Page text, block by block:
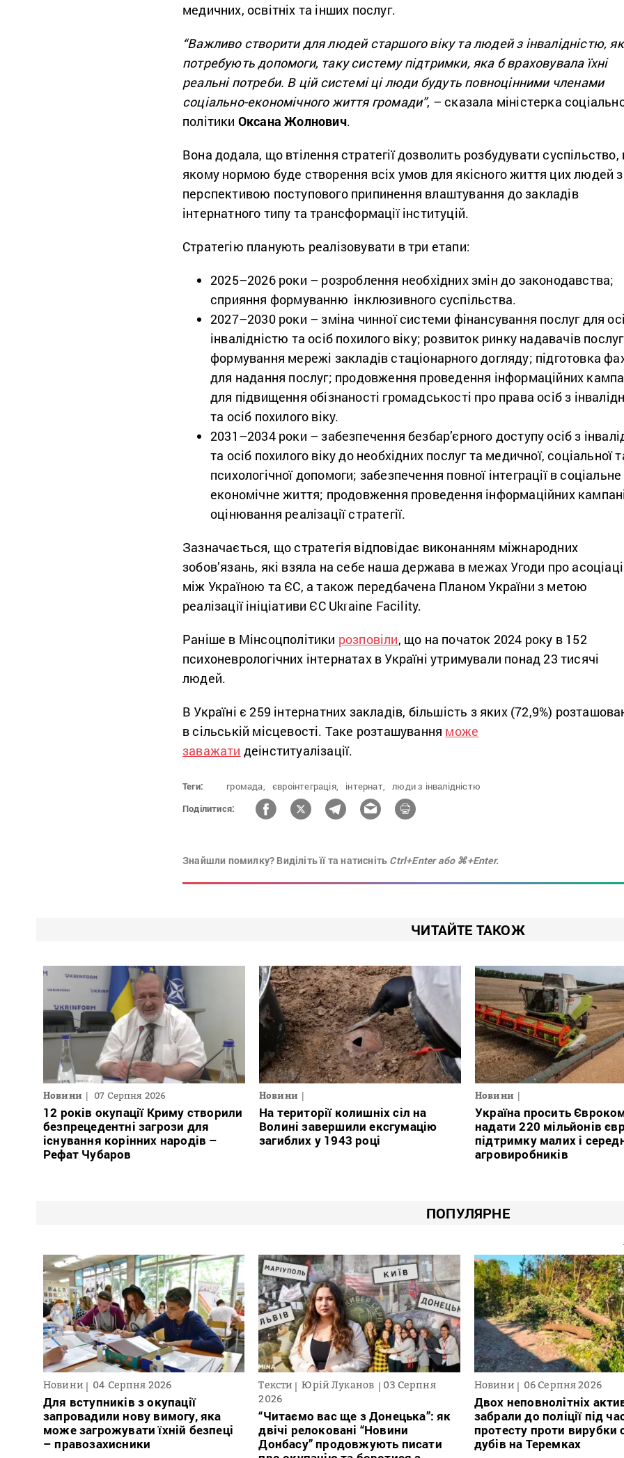
медичних, освітніх та інших послуг.
“Важливо створити для людей старшого віку та людей з інвалідністю,
потребують допомоги, таку систему підтримки, яка б враховувала їхні
реальні потреби. В цій системі ці люди будуть повноцінними членами
соціально-економічного життя громади”, – сказала міністерка
політики Оксана Жолнович.
Вона додала, що втілення стратегії дозволить розбудувати суспільство,
якому нормою буде створення всіх умов для якісного життя цих людей з
перспективою поступового припинення влаштування до закладів
інтернатного типу та трансформації інституцій.
Стратегію планують реалізовувати в три етапи:
2025–2026 роки – розроблення необхідних змін до законодавства;
сприяння формуванню інклюзивного суспільства.
2027–2030 роки – зміна чинної системи фінансування послуг для
інвалідністю та осіб похилого віку; розвиток ринку надавачів
формування мережі закладів стаціонарного догляду; підготовка
для надання послуг; продовження проведення інформаційних
для підвищення обізнаності громадськості про права осіб з
та осіб похилого віку.
2031–2034 роки – забезпечення безбар’єрного доступу осіб з
та осіб похилого віку до необхідних послуг та медичної, соціальної
психологічної допомоги; забезпечення повної інтеграції в соціальне
економічне життя; продовження проведення інформаційних
оцінювання реалізації стратегії.
Зазначається, що стратегія відповідає виконанням міжнародних
зобов’язань, які взяла на себе наша держава в межах Угоди про
між Україною та ЄС, а також передбачена Планом України з метою
реалізації ініціативи ЄС Ukraine Facility.
Раніше в Мінсоцполітики розповіли, що на початок 2024 року в 152
психоневрологічних інтернатах в Україні утримували понад 23 тисячі
людей.
В Україні є 259 інтернатних закладів, більшість з яких (72,9%)
в сільській місцевості. Таке розташування може
заважати деінституалізації.
Теги: громада, євроінтеграція, інтернат,
люди з інвалідністю
Поділитися:
Знайшли помилку? Виділіть її та натисніть Ctrl+Enter або ⌘+Enter.
ЧИТАЙТЕ ТАКОЖ
Новини 07 Серпня 2026
12 років окупації Криму створили
безпрецедентні загрози для
існування корінних народів –
Рефат Чубаров
Новини
На території колишніх сіл на
Волині завершили ексгумацію
загиблих у 1943 році
Новини
Україна просить
надати 220 мільйонів
підтримку малих і
агровиробників
ПОПУЛЯРНЕ
Новини 04 Серпня 2026
Для вступників з окупації
запровадили нову вимогу, яка
може загрожувати їхній безпеці
– правозахисники
Тексти Юрій Луканов
03 Серпня
2026
“Читаємо вас ще з Донецька”: як
двічі релоковані “Новини
Донбасу” продовжують писати
Новини 06 Серпня 2026
Двох неповнолітніх
забрали до поліції під
протесту проти вирубки
дубів на Теремках